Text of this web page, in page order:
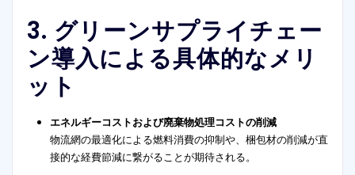
3. グリーンサプライチェー
ン導入による具体的なメリ
ット
エネルギーコストおよび廃棄物処理コストの削減
物流網の最適化による燃料消費の抑制や、梱包材の削減が直
接的な経費節減に繋がることが期待される。